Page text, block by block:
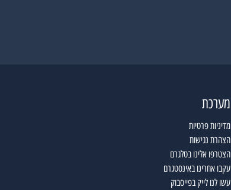
מערכת
מדיניות פרטיות
הצהרת נגישות
הצטרפו אלינו בטלגרם
עקבו אחרינו באינסטגרם
עשו לנו לייק בפייסבוק